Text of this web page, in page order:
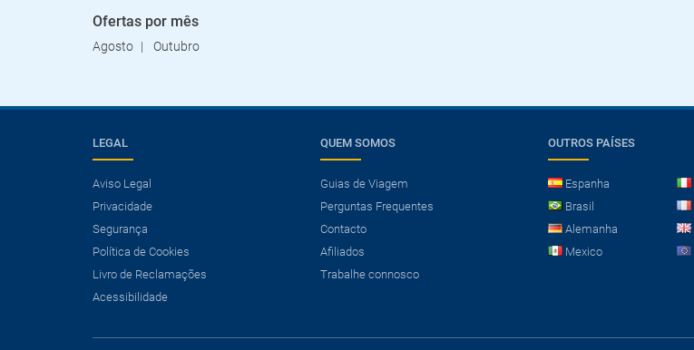
Ofertas por mês
Agosto Outubro
LEGAL
Aviso Legal
Privacidade
Segurança
Política de Cookies
Livro de Reclamações
Acessibilidade
QUEM SOMOS
Guias de Viagem
Perguntas Frequentes
Contacto
Afiliados
Trabalhe connosco
OUTROS PAÍSES
Espanha
Brasil
Alemanha
Mexico